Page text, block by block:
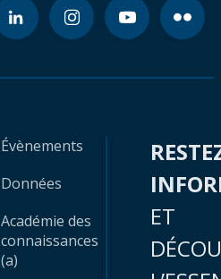
Évènements
Données
Académie des
connaissances
(a)
ET